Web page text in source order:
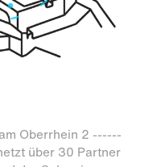
Oberrhein 2 ------
über 30 Partner